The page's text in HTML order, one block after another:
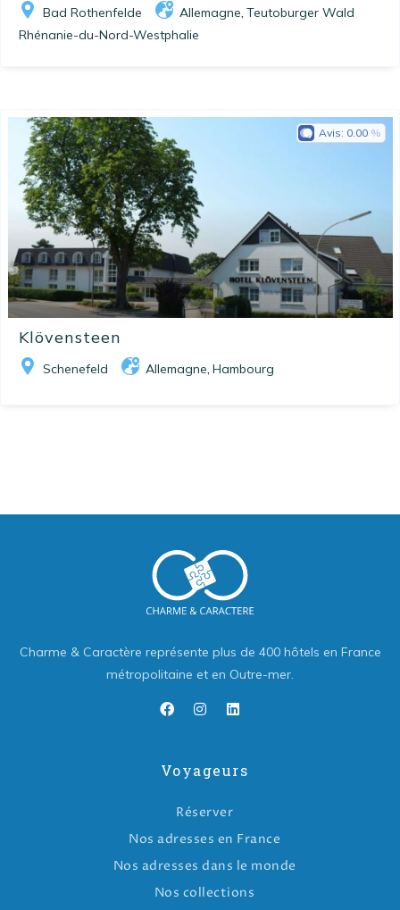
Bad Rothenfelde Allemagne, Teutoburger Wald
Rhénanie-du-Nord-Westphalie
Klövensteen
Schenefeld Allemagne, Hambourg
Avis: 0.00
Charme & Caractère représente plus de 400 hôtels en France
métropolitaine et en Outre-mer.
Voyageurs
Réserver
Nos adresses en France
Nos adresses dans le monde
Nos collections